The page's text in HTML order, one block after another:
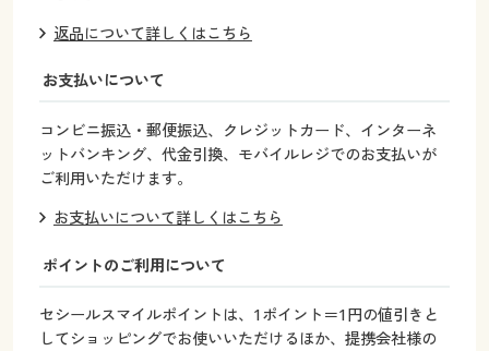
メンズ サイズガイド
ティーンズ・キッズ サイズガイド
衣料品のお取り扱いについて
家具・インテリア商品について
商品に関するご注意
環境配慮商品について
返品について詳しくはこちら
お支払いについて
コンビニ振込・郵便振込、クレジットカード、インターネ
ットバンキング、代金引換、モバイルレジでのお支払いが
ご利用いただけます。
お支払いについて詳しくはこちら
ポイントのご利用について
セシールスマイルポイントは、1ポイント＝1円の値引きと
してショッピングでお使いいただけるほか、提携会社様の